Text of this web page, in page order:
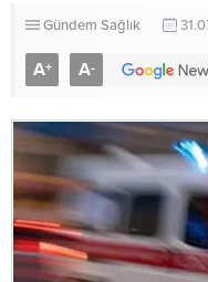
Gündem Sağlık
A+ A-